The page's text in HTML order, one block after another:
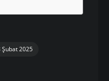
Şubat 2025